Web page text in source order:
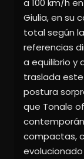
a 100 km/h
Giulia, en su
total según
referencias
a equilibrio y
traslada este
postura
que Tonale
compactas,